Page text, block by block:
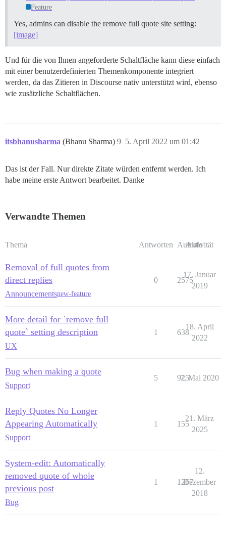
Feature
Yes, admins can disable the remove full quote site setting:
[image]
Und für die von Ihnen angeforderte Schaltfläche kann diese einfach
mit einer benutzerdefinierten Themenkomponente integriert
werden, da das Zitieren in Discourse nativ unterstützt wird, ebenso
wie zusätzliche Schaltflächen.
itsbhanusharma (Bhanu Sharma) 5. April 2022 um 01:42
9
Das ist der Fall. Nur direkte Zitate würden entfernt werden. Ich
habe meine erste Antwort bearbeitet. Danke
Verwandte Themen
Thema Antworten Aufrufe
Aktivität
Removal of full quotes from
direct replies
Announcementsnew-feature
0 2575
17. Januar
2019
More detail for `remove full
quote` setting description
UX
1 638
18. April
2022
Bug when making a quote
Support
5 925
7. Mai 2020
Reply Quotes No Longer
Appearing Automatically
Support
1 155
21. März
2025
System-edit: Automatically
removed quote of whole
previous post
Bug
1 1267
12.
Dezember
2018